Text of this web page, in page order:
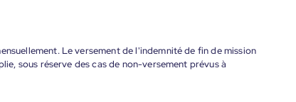
Le versement de l'indemnité de fin de mission
sous réserve des cas de non-versement prévus à